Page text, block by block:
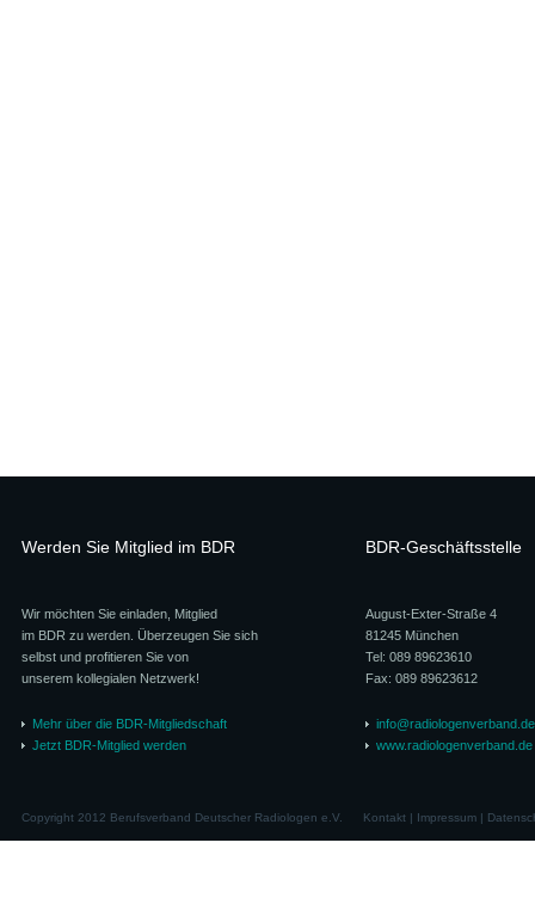
Werden Sie Mitglied im BDR
Wir möchten Sie einladen, Mitglied
im BDR zu werden. Überzeugen Sie sich
selbst und profitieren Sie von
unserem kollegialen Netzwerk!
Mehr über die BDR-Mitgliedschaft
Jetzt BDR-Mitglied werden
BDR-Geschäftsstelle
August-Exter-Straße 4
81245 München
Tel: 089 89623610
Fax: 089 89623612
info@radiologenverband.de
www.radiologenverband.de
Copyright 2012 Berufsverband Deutscher Radiologen e.V. Kontakt| Impressum|